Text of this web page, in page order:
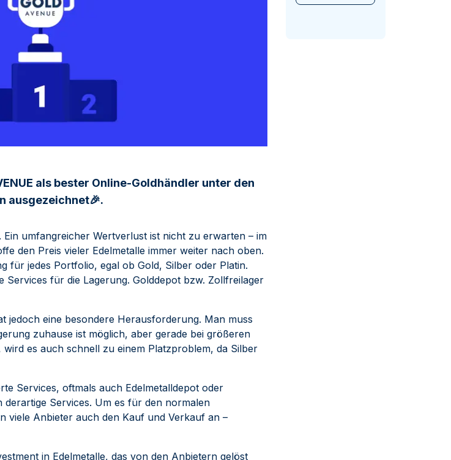
als bester Online-Goldhändler unter den
ausgezeichnet🎉.
Ein umfangreicher Wertverlust ist nicht zu erwarten – im
den Preis vieler Edelmetalle immer weiter nach oben.
für jedes Portfolio, egal ob Gold, Silber oder Platin.
für die Lagerung. Golddepot bzw. Zollfreilager
jedoch eine besondere Herausforderung. Man muss
zuhause ist möglich, aber gerade bei größeren
es auch schnell zu einem Platzproblem, da Silber
Services, oftmals auch Edelmetalldepot oder
derartige Services. Um es für den normalen
viele Anbieter auch den Kauf und Verkauf an –
in Edelmetalle, das von den Anbietern gelöst